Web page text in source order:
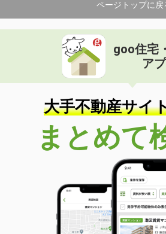
ページトップに戻
goo住宅
ア
大手不動産サイ
まとめて